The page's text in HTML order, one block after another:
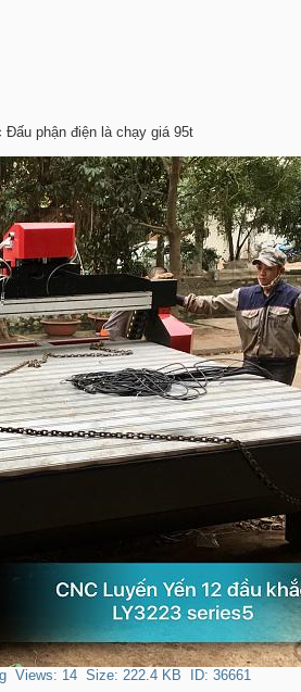
phận điện là chạy giá 95t